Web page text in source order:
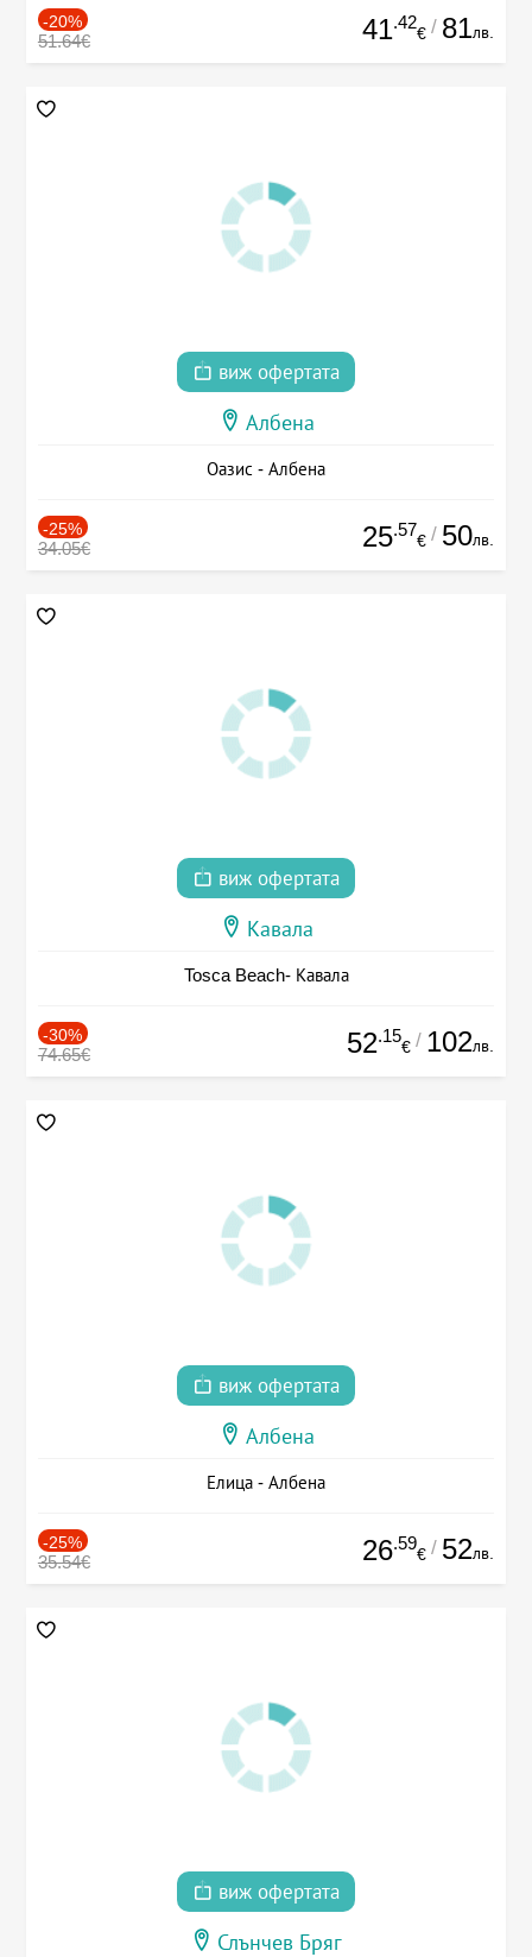
-20%
51.64€ 41.42
€ / 81лв.
виж офертата
Албена
Оазис - Албена
-25%
34.05€ 25.57
€ / 50лв.
виж офертата
Кавала
Tosca Beach- Кавала
-30%
74.65€ 52.15
€ / 102лв.
виж офертата
Албена
Елица - Албена
-25%
35.54€ 26.59
€ / 52лв.
виж офертата
Слънчев Бряг